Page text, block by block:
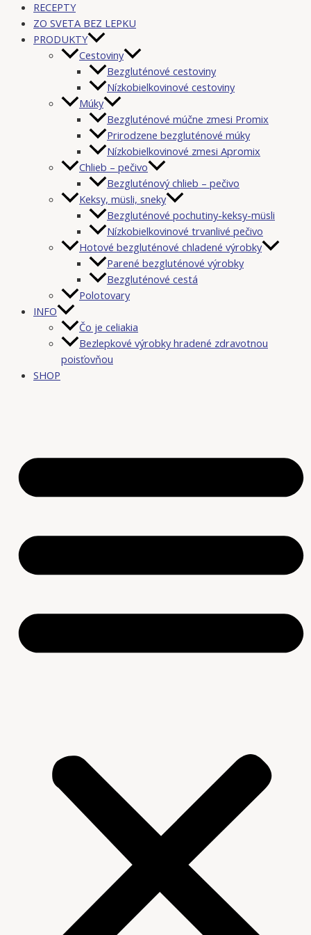
RECEPTY
ZO SVETA BEZ LEPKU
PRODUKTY
Cestoviny
Bezgluténové cestoviny
Nízkobielkovinové cestoviny
Múky
Bezgluténové múčne zmesi Promix
Prirodzene bezgluténové múky
Nízkobielkovinové zmesi Apromix
Chlieb – pečivo
Bezgluténový chlieb – pečivo
Keksy, müsli, sneky
Bezgluténové pochutiny-keksy-müsli
Nízkobielkovinové trvanlivé pečivo
Hotové bezgluténové chladené výrobky
Parené bezgluténové výrobky
Bezgluténové cestá
Polotovary
INFO
Čo je celiakia
Bezlepkové výrobky hradené zdravotnou
poisťovňou
SHOP